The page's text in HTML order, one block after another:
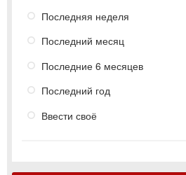
Последняя неделя
Последний месяц
Последние 6 месяцев
Последний год
Ввести своё